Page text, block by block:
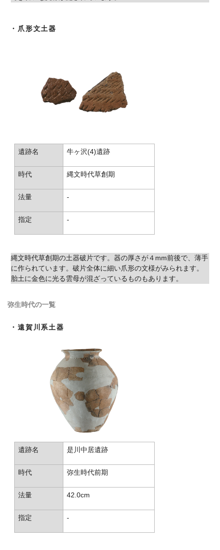
・爪形文土器
遺跡名 牛ヶ沢(4)遺跡
時代 縄文時代草創期
法量 -
指定 -
縄文時代草創期の土器破片です。器の厚さが４mm前後で、薄手
に作られています。破片全体に細い爪形の文様がみられます。
胎土に金色に光る雲母が混ざっているものもあります。
弥生時代の一覧
・遠賀川系土器
遺跡名 是川中居遺跡
時代 弥生時代前期
法量 42.0cm
指定 -